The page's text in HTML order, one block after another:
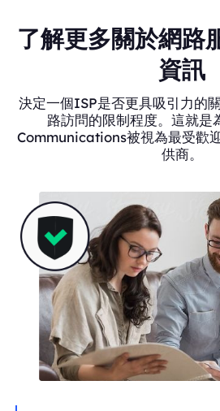
了解更多關於網路
資訊
決定一個ISP是否更具吸引力的
路訪問的限制程度。這就
Communications被視為最受歡
供商。